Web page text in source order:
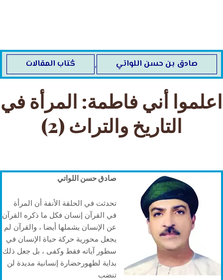
صادق بن حسن اللواتي , كُتاب المقالات
اعلموا أني فاطمة: المرأة في
التاريخ والتراث (2)
صادق حسن اللواتي
تحدثت في الحلقة الأنفة أن المرأة
في القرآن إنسان فكل ما ذكره القرآن
عن الإنسان يشملها أيضا ، والقرآن لم
يجعل محورية حركة حياة الإنسان في
سطور آياته فقط وكفى ، بل جعل ذلك
بداية لظهورحضارة إنسانية مديدة لن
تنضب